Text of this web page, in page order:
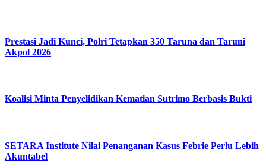
Prestasi Jadi Kunci, Polri Tetapkan 350 Taruna dan Taruni
Akpol 2026
Koalisi Minta Penyelidikan Kematian Sutrimo Berbasis Bukti
SETARA Institute Nilai Penanganan Kasus Febrie Perlu Lebih
Akuntabel